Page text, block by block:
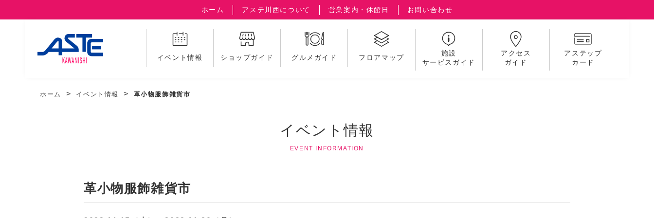
ホーム アステ川西について 営業案内・休館日 お問い合わせ
イベント情報 ショップガイド グルメガイド フロアマップ
施設
サービスガイド
アクセス
ガイド
アステップ
カード
ホーム イベント情報 革小物服飾雑貨市
イベント情報
EVENT INFORMATION
革小物服飾雑貨市